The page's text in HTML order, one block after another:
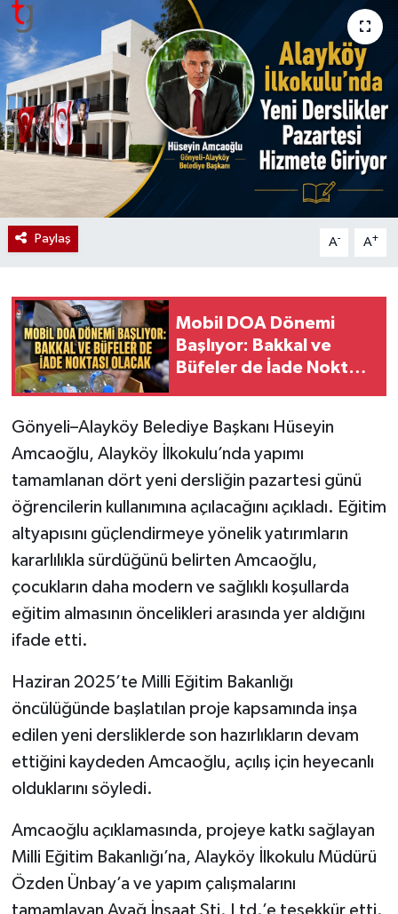
Paylaş A- A+
Mobil DOA Dönemi
Başlıyor: Bakkal ve
Büfeler de İade Noktası
Gönyeli–Alayköy Belediye Başkanı Hüseyin
Amcaoğlu, Alayköy İlkokulu’nda yapımı
tamamlanan dört yeni dersliğin pazartesi günü
öğrencilerin kullanımına açılacağını açıkladı. Eğitim
altyapısını güçlendirmeye yönelik yatırımların
kararlılıkla sürdüğünü belirten Amcaoğlu,
çocukların daha modern ve sağlıklı koşullarda
eğitim almasının öncelikleri arasında yer aldığını
ifade etti.
Haziran 2025’te Milli Eğitim Bakanlığı
öncülüğünde başlatılan proje kapsamında inşa
edilen yeni dersliklerde son hazırlıkların devam
ettiğini kaydeden Amcaoğlu, açılış için heyecanlı
olduklarını söyledi.
Amcaoğlu açıklamasında, projeye katkı sağlayan
Milli Eğitim Bakanlığı’na, Alayköy İlkokulu Müdürü
Özden Ünbay’a ve yapım çalışmalarını
tamamlayan Avağ İnşaat Şti. Ltd.’e teşekkür etti.